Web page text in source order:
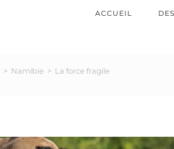
ACCUEIL
> Namibie > La force fragile